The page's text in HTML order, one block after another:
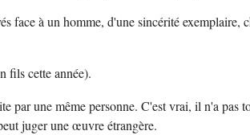
à un homme, d'une sincérité
fils cette année).
une même personne. C'est vrai, il n'a pas
juger une œuvre étrangère.